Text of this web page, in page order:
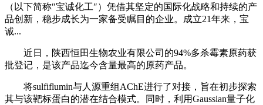
（以下简称″宝诚化工″）凭借其坚定的国际化战略和持续的产
品创新，稳步成长为一家备受瞩目的企业。成立21年来，宝
诚...
近日，陕西恒田生物农业有限公司的94%多杀霉素原药获
批登记，是该产品迄今含量最高的原药产品。
将sulfiflumin与人源重组AChE进行了对接，旨在初步探索
其与该靶标蛋白的潜在结合模式。同时，利用Gaussian量子化